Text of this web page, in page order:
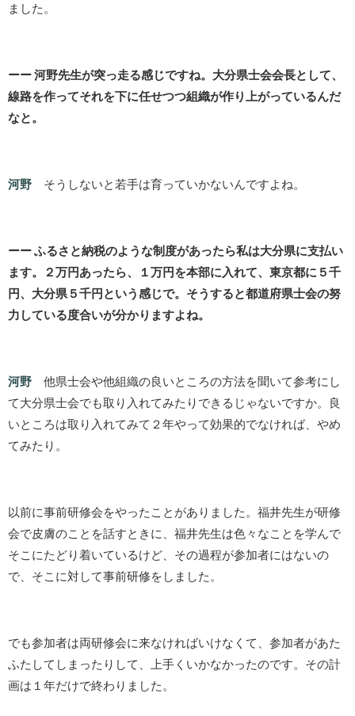
ました。
ーー 河野先生が突っ走る感じですね。大分県士会会長として、
線路を作ってそれを下に任せつつ組織が作り上がっているんだ
なと。
河野 そうしないと若手は育っていかないんですよね。
ーー ふるさと納税のような制度があったら私は大分県に支払い
ます。２万円あったら、１万円を本部に入れて、東京都に５千
円、大分県５千円という感じで。そうすると都道府県士会の努
力している度合いが分かりますよね。
河野
他県士会や他組織の良いところの方法を聞いて参考にし
て大分県士会でも取り入れてみたりできるじゃないですか。良
いところは取り入れてみて２年やって効果的でなければ、やめ
てみたり。
以前に事前研修会をやったことがありました。福井先生が研修
会で皮膚のことを話すときに、福井先生は色々なことを学んで
そこにたどり着いているけど、その過程が参加者にはないの
で、そこに対して事前研修をしました。
でも参加者は両研修会に来なければいけなくて、参加者があた
ふたしてしまったりして、上手くいかなかったのです。その計
画は１年だけで終わりました。